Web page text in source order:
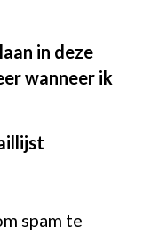
in deze
wanneer ik
spam te